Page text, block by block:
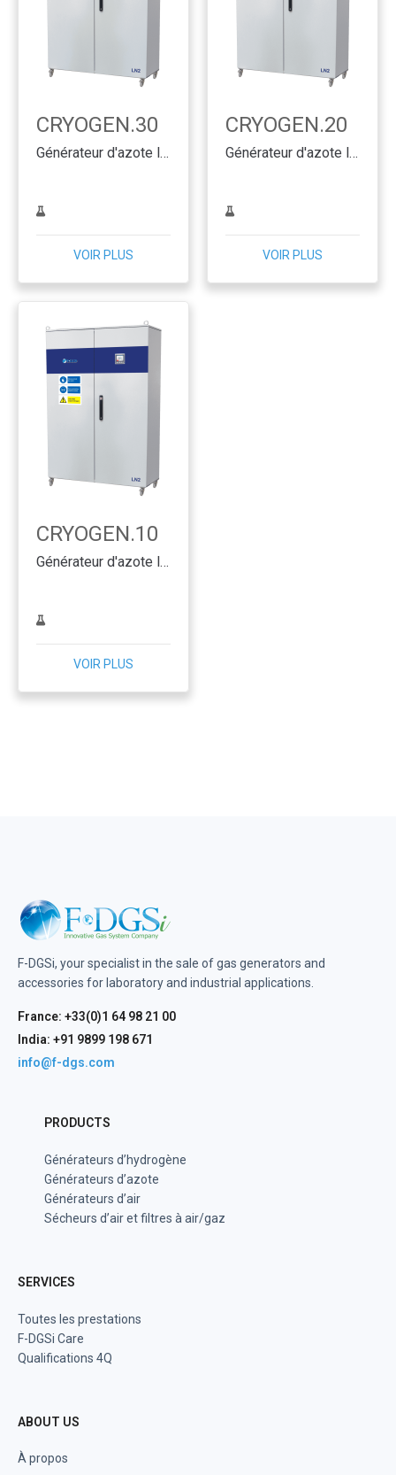
CRYOGEN.30
Générateur d'azote liquide SMART & CLEVER
VOIR PLUS
CRYOGEN.20
Générateur d'azote liquide SMART & CLEVER
VOIR PLUS
CRYOGEN.10
Générateur d'azote liquide SMART & CLEVER
VOIR PLUS
F-DGSi, your specialist in the sale of gas generators and
accessories for laboratory and industrial applications.
France: +33(0)1 64 98 21 00
India: +91 9899 198 671
info@f-dgs.com
PRODUCTS
Générateurs d’hydrogène
Générateurs d’azote
Générateurs d’air
Sécheurs d’air et filtres à air/gaz
SERVICES
Toutes les prestations
F-DGSi Care
Qualifications 4Q
ABOUT US
À propos